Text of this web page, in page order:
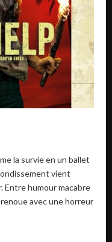
la survie en un ballet
vient
humour macabre
avec une horreur